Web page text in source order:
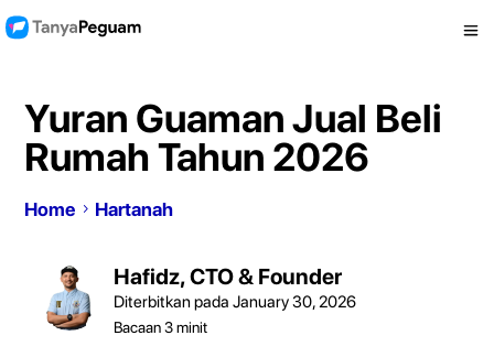
Yuran Guaman Jual Beli
Rumah Tahun 2026
Home Hartanah
Hafidz, CTO & Founder
Diterbitkan pada January 30, 2026
Bacaan3minit